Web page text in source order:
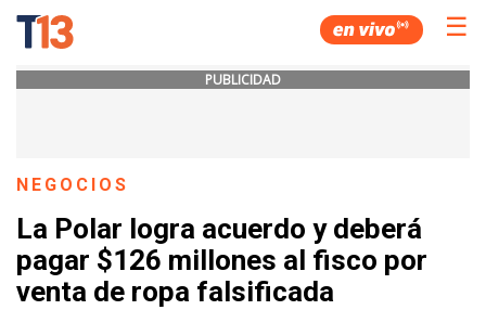
☰
PUBLICIDAD
NEGOCIOS
La Polar logra acuerdo y deberá
pagar $126 millones al fisco por
venta de ropa falsificada